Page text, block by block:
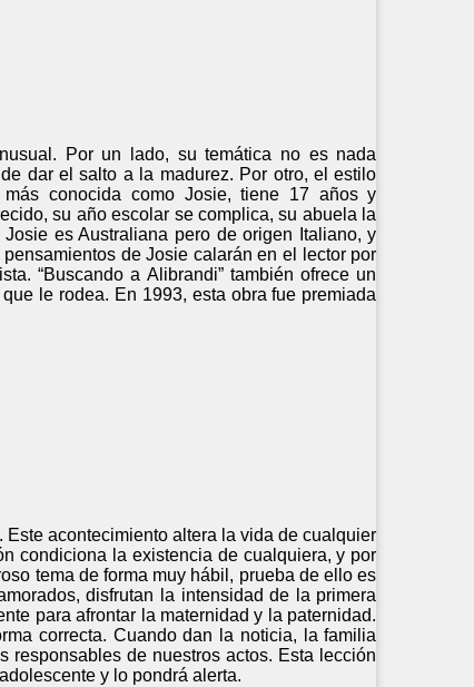
Por un lado, su temática no es nada
dar el salto a la madurez. Por otro, el estilo
conocida como Josie, tiene 17 años y
su año escolar se complica, su abuela la
es Australiana pero de origen Italiano, y
de Josie calarán en el lector por
“Buscando a Alibrandi” también ofrece un
le rodea. En 1993, esta obra fue premiada
acontecimiento altera la vida de cualquier
condiciona la existencia de cualquiera, y por
tema de forma muy hábil, prueba de ello es
disfrutan la intensidad de la primera
para afrontar la maternidad y la paternidad.
correcta. Cuando dan la noticia, la familia
responsables de nuestros actos. Esta lección
y lo pondrá alerta.